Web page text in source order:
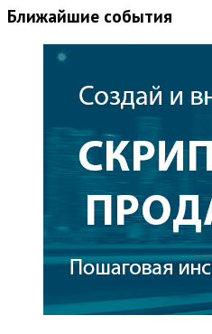
Ближайшие события